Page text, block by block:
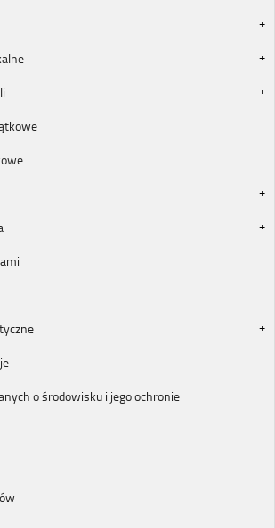
o środowisku i jego ochronie